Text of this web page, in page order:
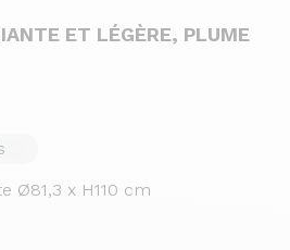
ET LÉGÈRE, PLUME
Ø81,3 x H110 cm